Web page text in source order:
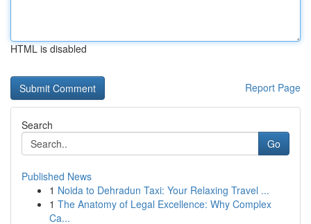
HTML is disabled
Report Page
Search
Go
Published News
1 Noida to Dehradun Taxi: Your Relaxing Travel ...
1 The Anatomy of Legal Excellence: Why Complex
Ca...